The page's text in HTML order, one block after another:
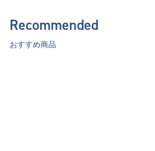
Recommended
おすすめ商品